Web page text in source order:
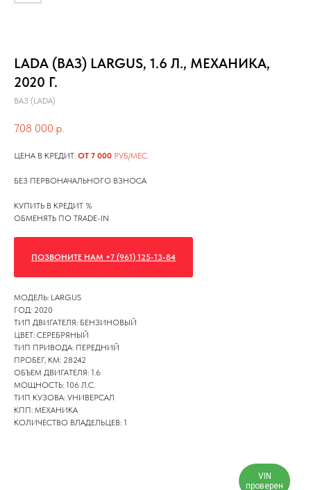
LADA (ВАЗ) LARGUS, 1.6 Л., МЕХАНИКА,
2020 Г.
ВАЗ (LADA)
708 000 р.
ЦЕНА В КРЕДИТ: ОТ 7 000 РУБ/МЕС.
БЕЗ ПЕРВОНАЧАЛЬНОГО ВЗНОСА
КУПИТЬ В КРЕДИТ %
ОБМЕНЯТЬ ПО TRADE-IN
ПОЗВОНИТЕ НАМ +7 (961) 125-13-84
МОДЕЛЬ: LARGUS
ГОД: 2020
ТИП ДВИГАТЕЛЯ: БЕНЗИНОВЫЙ
ЦВЕТ: СЕРЕБРЯНЫЙ
ТИП ПРИВОДА: ПЕРЕДНИЙ
ПРОБЕГ, КМ: 28242
ОБЪЕМ ДВИГАТЕЛЯ: 1.6
МОЩНОСТЬ: 106 Л.С.
ТИП КУЗОВА: УНИВЕРСАЛ
КПП: МЕХАНИКА
КОЛИЧЕСТВО ВЛАДЕЛЬЦЕВ: 1
VIN
проверен